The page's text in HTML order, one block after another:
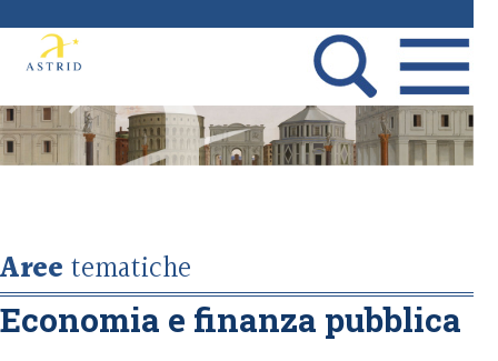
Areetematiche
Economia e finanza pubblica